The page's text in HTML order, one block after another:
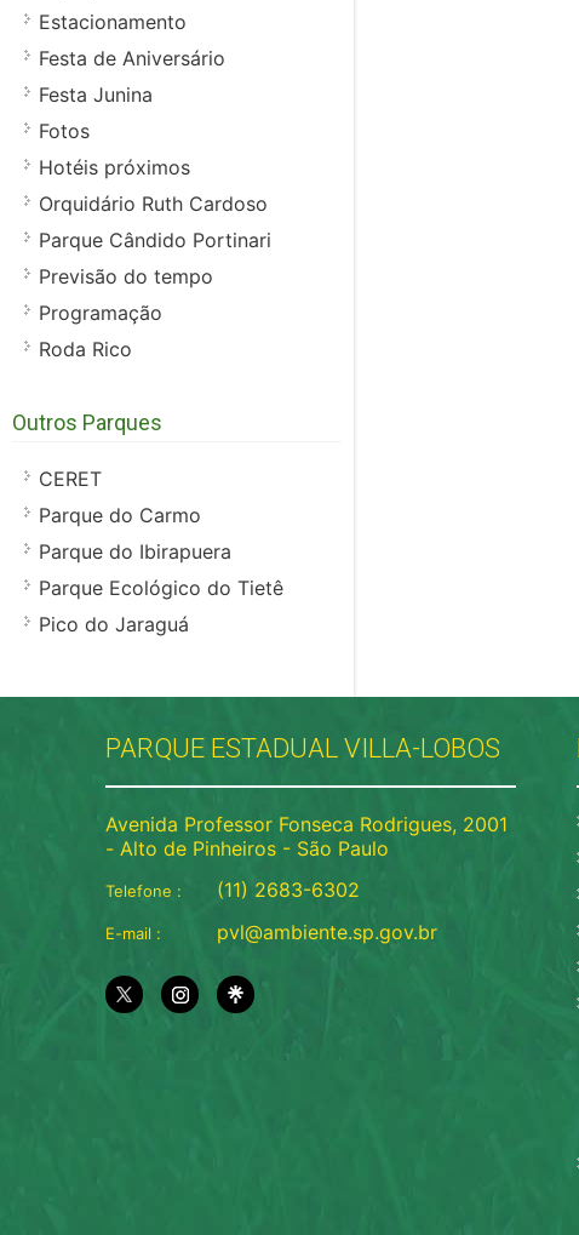
Estacionamento
Festa de Aniversário
Festa Junina
Fotos
Hotéis próximos
Orquidário Ruth Cardoso
Parque Cândido Portinari
Previsão do tempo
Programação
Roda Rico
Outros Parques
CERET
Parque do Carmo
Parque do Ibirapuera
Parque Ecológico do Tietê
Pico do Jaraguá
PARQUE ESTADUAL VILLA-LOBOS
Avenida Professor Fonseca Rodrigues, 2001
- Alto de Pinheiros - São Paulo
Telefone : (11) 2683-6302
E-mail : pvl@ambiente.sp.gov.br